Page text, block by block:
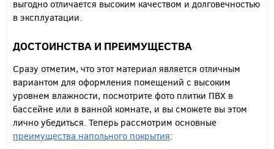
выгодно отличается высоким качеством и долговечностью
в эксплуатации.
ДОСТОИНСТВА И ПРЕИМУЩЕСТВА
Сразу отметим, что этот материал является отличным
вариантом для оформления помещений с высоким
уровнем влажности, посмотрите фото плитки ПВХ в
бассейне или в ванной комнате, и вы сможете вы этом
лично убедиться. Теперь рассмотрим основные
преимущества напольного покрытия: